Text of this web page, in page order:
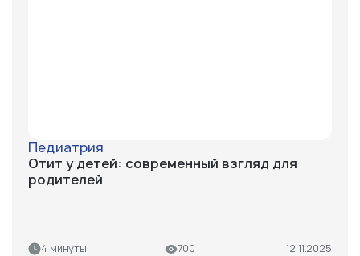
Педиатрия
Отит у детей: современный взгляд для
родителей
4 минуты 700 12.11.2025